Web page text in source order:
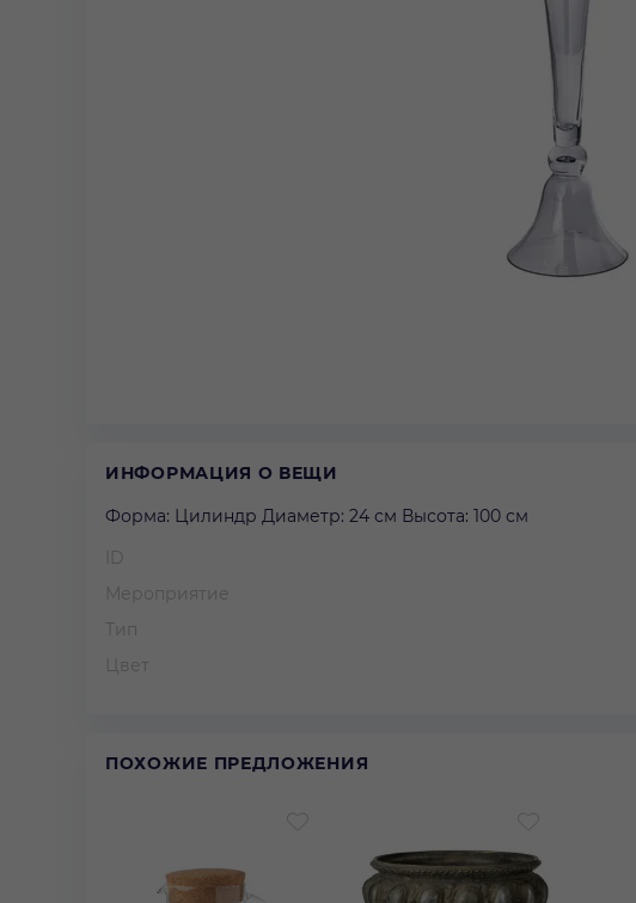
ИНФОРМАЦИЯ О ВЕЩИ
Форма: Цилиндр Диаметр: 24 см Высота: 100 см
ID
Мероприятие
Тип
Цвет
ПОХОЖИЕ ПРЕДЛОЖЕНИЯ